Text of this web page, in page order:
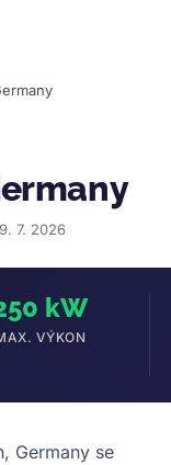
7. 2026
kW
VÝKON
Germany se